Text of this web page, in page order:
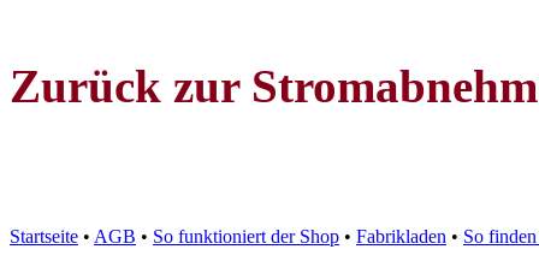
Zurück zur
Startseite • AGB • So funktioniert der Shop • Fabrikladen • So